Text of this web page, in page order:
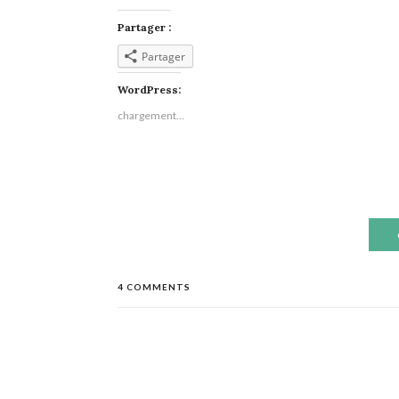
Partager :
Partager
WordPress:
chargement…
4 COMMENTS